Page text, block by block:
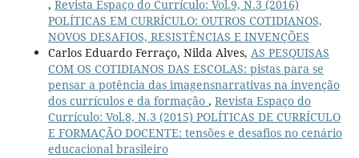
, Revista Espaço do Currículo: Vol.9, N.3 (2016)
POLÍTICAS EM CURRÍCULO: OUTROS COTIDIANOS,
NOVOS DESAFIOS, RESISTÊNCIAS E INVENÇÕES
Carlos Eduardo Ferraço, Nilda Alves, AS PESQUISAS
COM OS COTIDIANOS DAS ESCOLAS: pistas para se
pensar a potência das imagensnarrativas na invenção
dos currículos e da formação , Revista Espaço do
Currículo: Vol.8, N.3 (2015) POLÍTICAS DE CURRÍCULO
E FORMAÇÃO DOCENTE: tensões e desafios no cenário
educacional brasileiro